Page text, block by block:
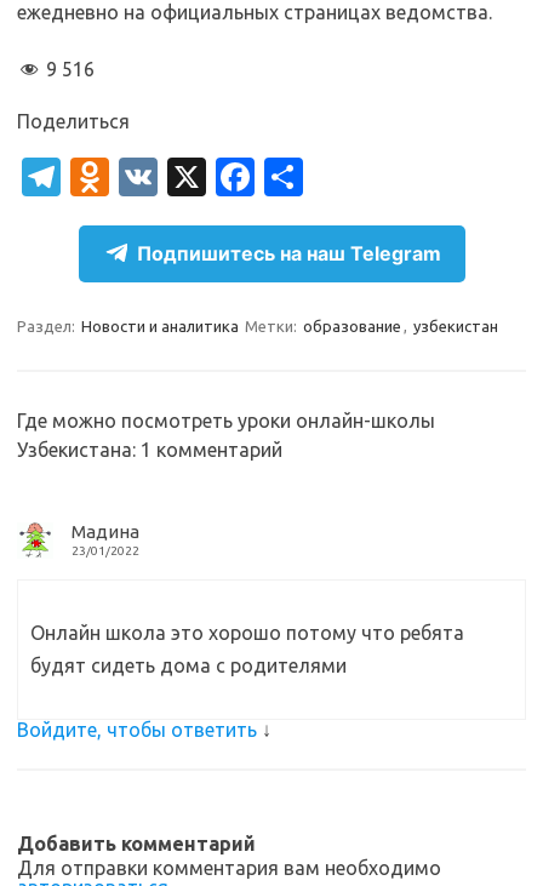
ежедневно на официальных страницах ведомства.
9 516
Поделиться
T
el
gr
a
O
d
n
o
kl
sn
ik
V
K
X
Fa
c
e
b
o
k
т
п
р
а
и
Подпишитесь на наш Telegram
Раздел: Новости и аналитика Метки: образование , узбекистан
Где можно посмотреть уроки онлайн-школы
Узбекистана: 1 комментарий
Мадина
23/01/2022
Онлайн школа это хорошо потому что ребята
будят сидеть дома с родителями
Войдите, чтобы ответить ↓
Добавить комментарий
Для отправки комментария вам необходимо